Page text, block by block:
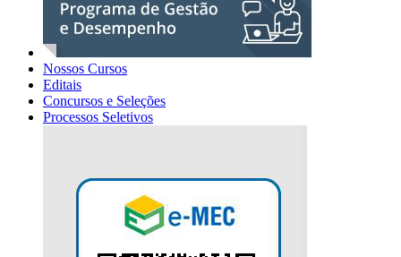
Nossos Cursos
Editais
Concursos e Seleções
Processos Seletivos